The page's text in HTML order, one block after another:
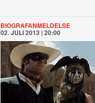
BIOGRAFANMELDELSE
02. JULI 2013 | 20:00